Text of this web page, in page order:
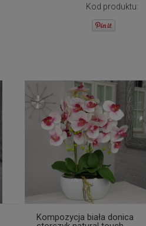
Kod produktu:
Kompozycja biała donica